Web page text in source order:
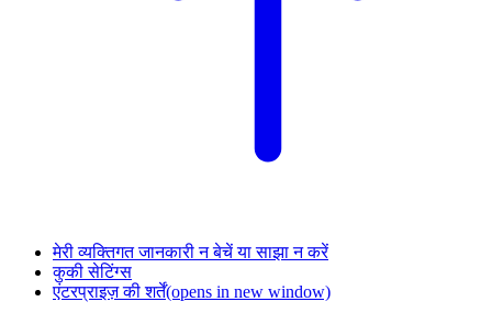
मेरी व्यक्तिगत जानकारी न बेचें या साझा न करें
कुकी सेटिंग्स
एंटरप्राइज़ की शर्तें(opens in new window)